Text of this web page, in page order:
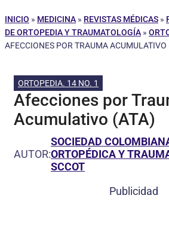
INICIO » MEDICINA » REVISTAS MÉDICAS »
DE ORTOPEDIA Y TRAUMATOLOGÍA »
AFECCIONES POR TRAUMA ACUMULATIVO
ORTOPEDIA. 14 NO. 1
Afecciones por
Acumulativo (ATA)
AUTOR:
SOCIEDAD
ORTOPÉDICA Y
SCCOT
Publicidad